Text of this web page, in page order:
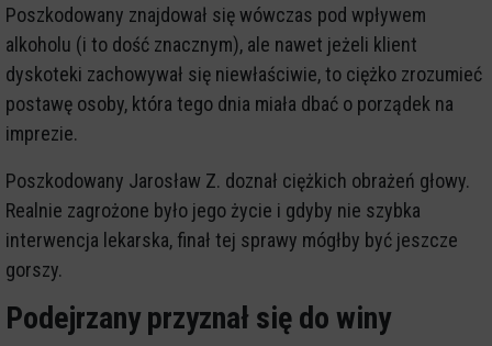
Poszkodowany znajdował się wówczas pod wpływem
alkoholu (i to dość znacznym), ale nawet jeżeli klient
dyskoteki zachowywał się niewłaściwie, to ciężko zrozumieć
postawę osoby, która tego dnia miała dbać o porządek na
imprezie.
Poszkodowany Jarosław Z. doznał ciężkich obrażeń głowy.
Realnie zagrożone było jego życie i gdyby nie szybka
interwencja lekarska, finał tej sprawy mógłby być jeszcze
gorszy.
Podejrzany przyznał się do winy